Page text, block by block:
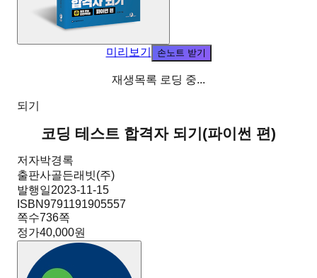
미리보기 손노트 받기
재생목록 로딩 중...
되기
코딩 테스트 합격자 되기 (파이썬 편)
저자박경록
출판사골든래빗(주)
발행일2023-11-15
ISBN9791191905557
쪽수736쪽
정가40,000원